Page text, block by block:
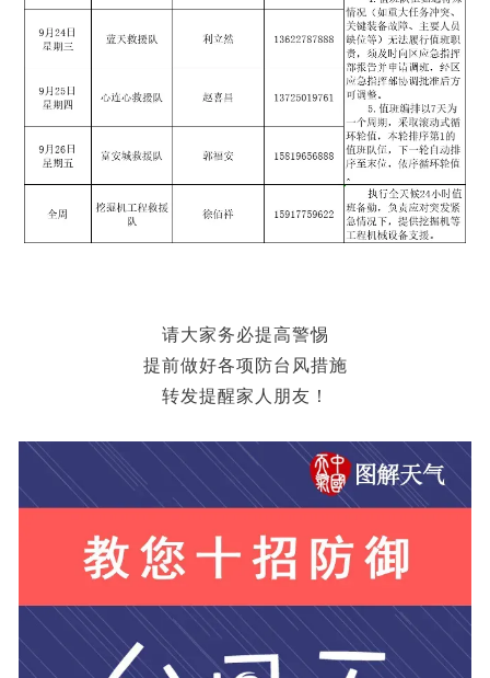
请大家务必提高警惕
提前做好各项防台风措施
转发提醒家人朋友！